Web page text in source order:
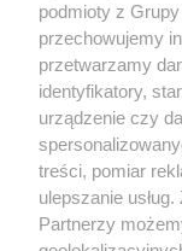
podmioty z
przechowujemy
przetwarzamy
identyfikatory,
urządzenie czy
treści, pomiar
ulepszanie
Partnerzy